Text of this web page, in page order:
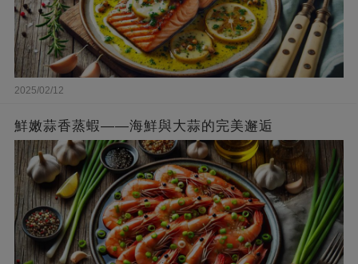
2025/02/12
鮮嫩蒜香蒸蝦——海鮮與大蒜的完美邂逅